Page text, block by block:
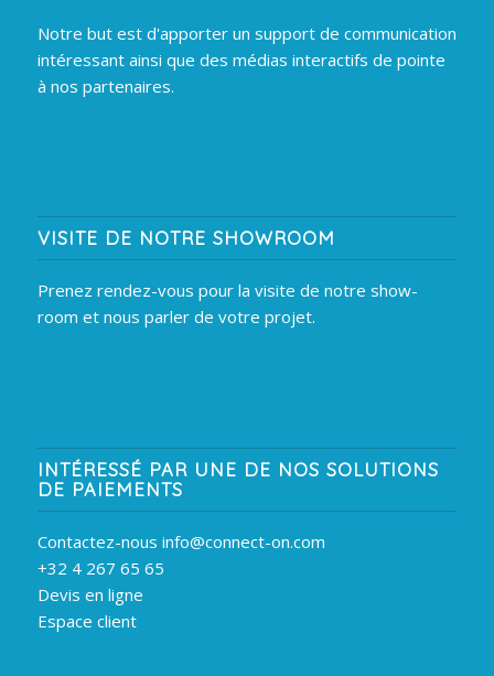
Notre but est d'apporter un support de communication
intéressant ainsi que des médias interactifs de pointe
à nos partenaires.
VISITE DE NOTRE SHOWROOM
Prenez rendez-vous pour la visite de notre show-
room et nous parler de votre projet.
INTÉRESSÉ PAR UNE DE NOS SOLUTIONS
DE PAIEMENTS
Contactez-nous info@connect-on.com
+32 4 267 65 65
Devis en ligne
Espace client